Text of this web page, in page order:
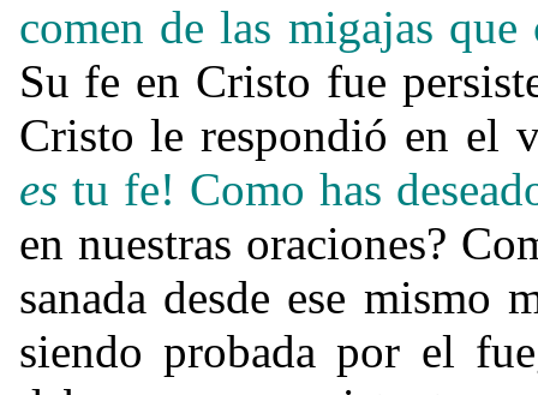
comen de las migajas
Su fe en Cristo fue
Cristo le respondió en el
es tu fe! Como has
en nuestras oraciones?
sanada desde ese mismo
siendo probada por el